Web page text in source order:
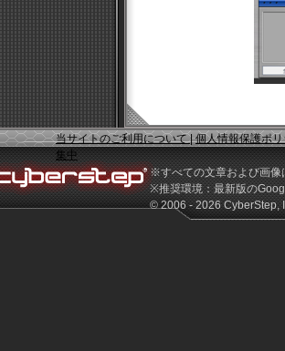
当サイトのご利用について|個人情報保護ポ
集中
※すべての文章および画像
※推奨環境：最新版の
© 2006 - 2026 CyberStep,